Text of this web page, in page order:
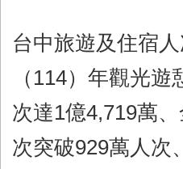
台中旅遊及住宿
（114）年觀光
次達1億4,719萬
次突破929萬人次